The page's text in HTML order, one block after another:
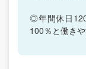
◎年間休日
100％と働き